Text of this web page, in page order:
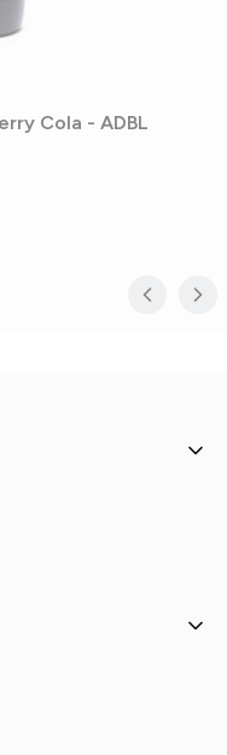
Cola - ADBL